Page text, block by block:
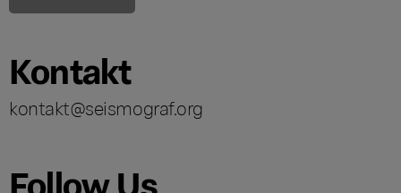
Kontakt
kontakt@seismograf.org
Follow Us